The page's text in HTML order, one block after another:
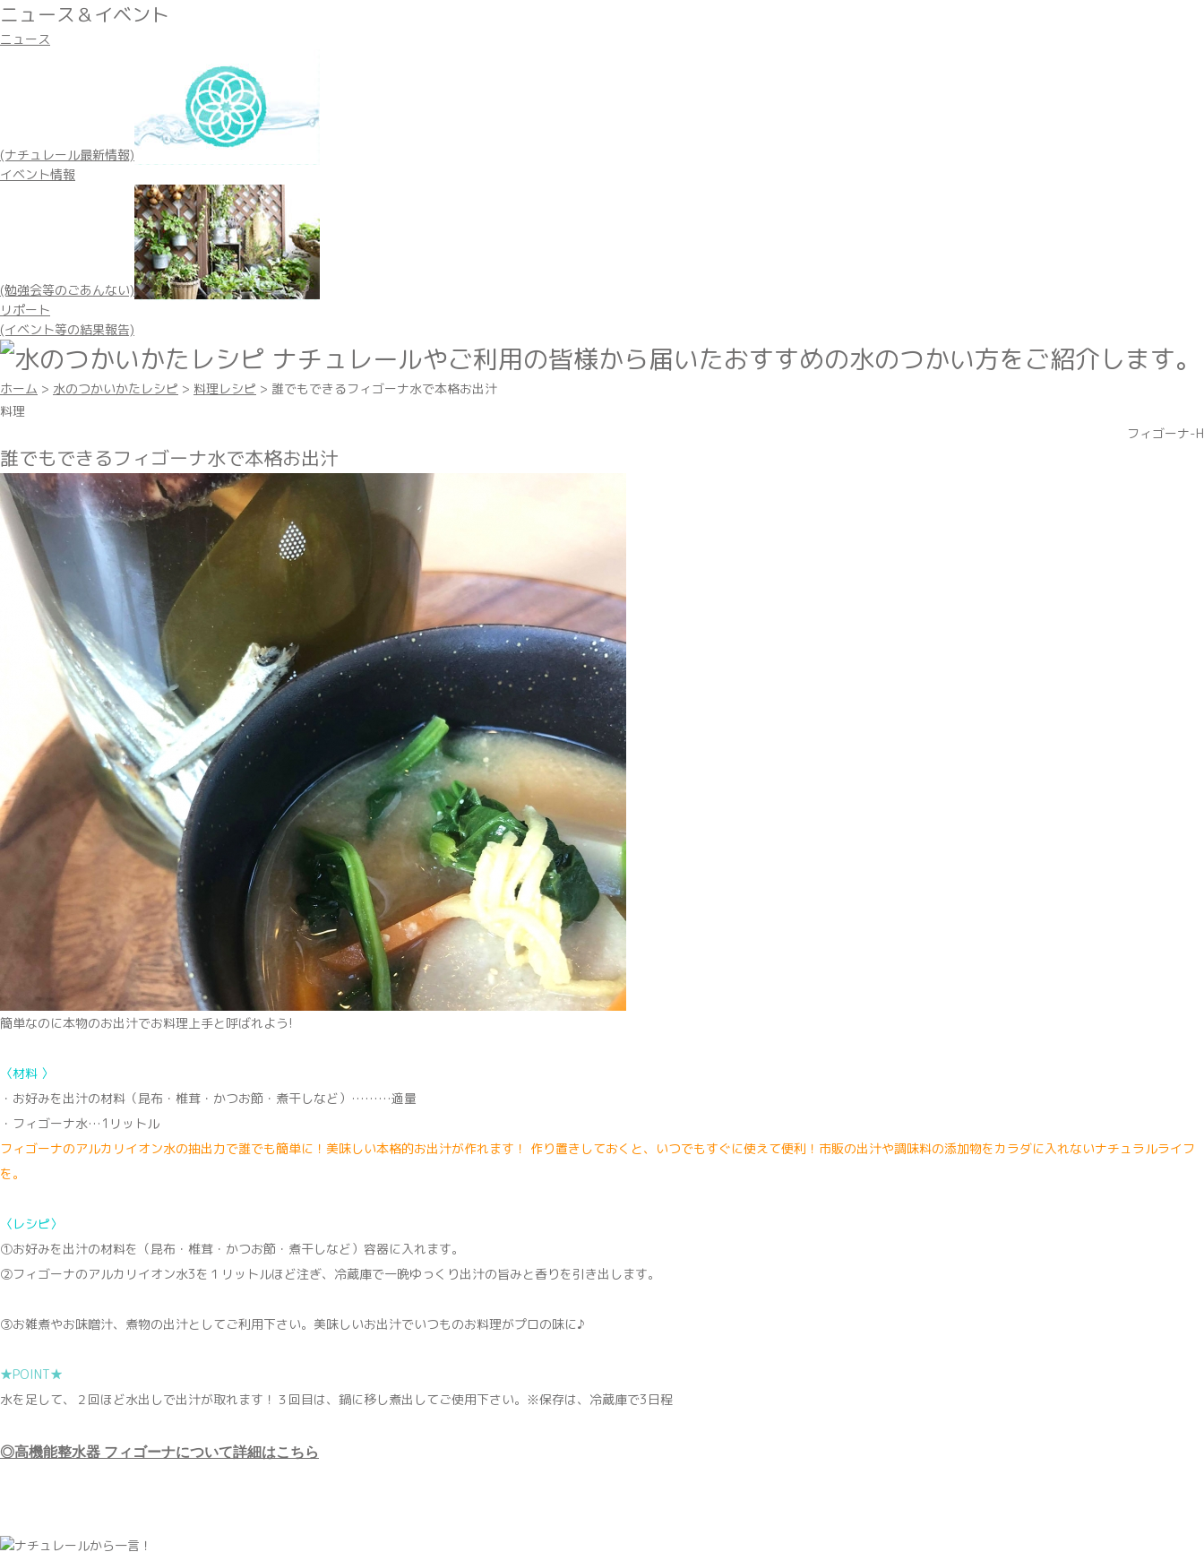
ニュース＆イベント
ニュース
(ナチュレール最新情報)
イベント情報
(勉強会等のごあんない)
リポート
(イベント等の結果報告)
ホーム > 水のつかいかたレシピ > 料理レシピ > 誰でもできるフィゴーナ水で本格お出汁
料理
フィゴーナ-H
誰でもできるフィゴーナ水で本格お出汁
簡単なのに本物のお出汁でお料理上手と呼ばれよう!
〈材料 〉
・お好みを出汁の材料（昆布・椎茸・かつお節・煮干しなど）………適量
・フィゴーナ水…1リットル
フィゴーナのアルカリイオン水の抽出力で誰でも簡単に！美味しい本格的お出汁が作れます！ 作り置きしておくと、いつでもすぐに使えて便利！市販の出汁や調味料の添加物をカラダに入れないナチュラルライフ
を。
〈レシピ〉
①お好みを出汁の材料を（昆布・椎茸・かつお節・煮干しなど）容器に入れます。
②フィゴーナのアルカリイオン水3を１リットルほど注ぎ、冷蔵庫で一晩ゆっくり出汁の旨みと香りを引き出します。
③お雑煮やお味噌汁、煮物の出汁としてご利用下さい。美味しいお出汁でいつものお料理がプロの味に♪
★POINT★
水を足して、２回ほど水出しで出汁が取れます！３回目は、鍋に移し煮出してご使用下さい。※保存は、冷蔵庫で3日程
◎高機能整水器 フィゴーナについて詳細はこちら